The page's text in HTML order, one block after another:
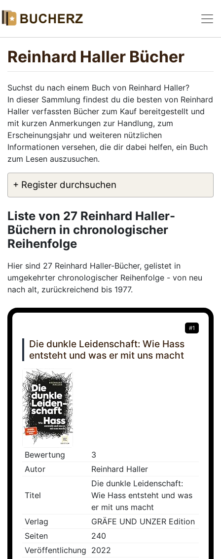
Reinhard Haller Bücher
Suchst du nach einem Buch von Reinhard Haller?
In dieser Sammlung findest du die besten von Reinhard
Haller verfassten Bücher zum Kauf bereitgestellt und
mit kurzen Anmerkungen zur Handlung, zum
Erscheinungsjahr und weiteren nützlichen
Informationen versehen, die dir dabei helfen, ein Buch
zum Lesen auszusuchen.
+ Register durchsuchen
Liste von 27 Reinhard Haller-
Büchern in chronologischer
Reihenfolge
Hier sind 27 Reinhard Haller-Bücher, gelistet in
umgekehrter chronologischer Reihenfolge - von neu
nach alt, zurückreichend bis 1977.
#1
Die dunkle Leidenschaft: Wie Hass
entsteht und was er mit uns macht
Bewertung
3
Autor
Reinhard Haller
Titel
Die dunkle Leidenschaft:
Wie Hass entsteht und was
er mit uns macht
Verlag
GRÄFE UND UNZER Edition
Seiten
240
Veröffentlichung 2022